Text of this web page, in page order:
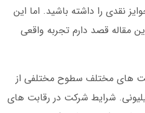
نقدی را داشته باشید. اما این
مقاله قصد دارم تجربه واقعی
های مختلف سطوح مختلفی از
شرایط شرکت در رقابت های